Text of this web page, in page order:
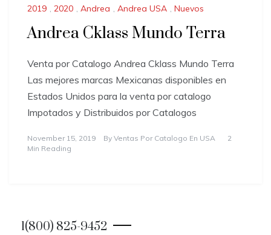
2019 , 2020 , Andrea , Andrea USA , Nuevos
Andrea Cklass Mundo Terra
Venta por Catalogo Andrea Cklass Mundo Terra
Las mejores marcas Mexicanas disponibles en
Estados Unidos para la venta por catalogo
Impotados y Distribuidos por Catalogos
November 15, 2019 By Ventas Por Catalogo En USA
2
Min Reading
1(800) 825-9452